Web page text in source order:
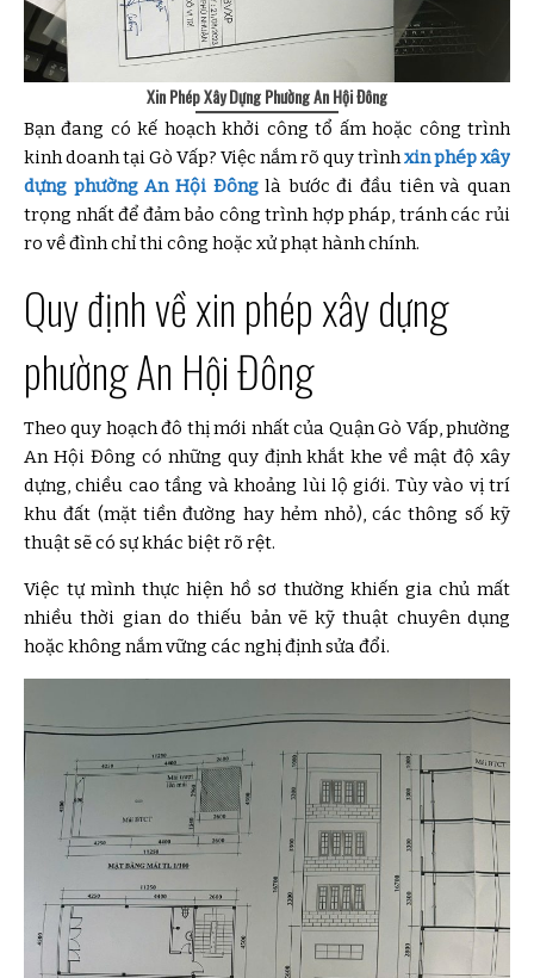
Xin Phép Xây Dựng Phường An Hội Đông
Bạn đang có kế hoạch khởi công tổ ấm hoặc công trình
kinh doanh tại Gò Vấp? Việc nắm rõ quy trìnhxin phép xây
dựng phường An Hội Đônglà bước đi đầu tiên và quan
trọng nhất để đảm bảo công trình hợp pháp, tránh các rủi
ro về đình chỉ thi công hoặc xử phạt hành chính.
Quy định về xin phép xây dựng
phường An Hội Đông
Theo quy hoạch đô thị mới nhất của Quận Gò Vấp, phường
An Hội Đông có những quy định khắt khe về mật độ xây
dựng, chiều cao tầng và khoảng lùi lộ giới. Tùy vào vị trí
khu đất (mặt tiền đường hay hẻm nhỏ), các thông số kỹ
thuật sẽ có sự khác biệt rõ rệt.
Việc tự mình thực hiện hồ sơ thường khiến gia chủ mất
nhiều thời gian do thiếu bản vẽ kỹ thuật chuyên dụng
hoặc không nắm vững các nghị định sửa đổi.